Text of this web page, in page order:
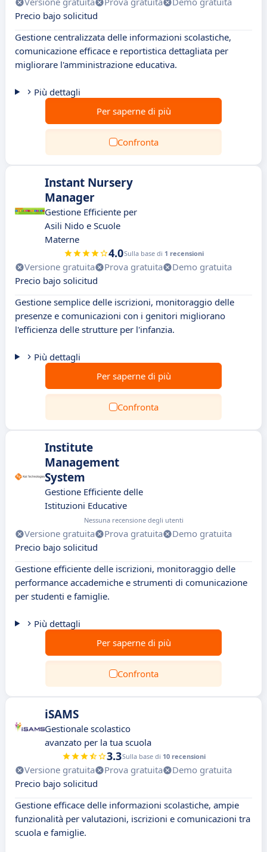
Precio bajo solicitud
Gestione centralizzata delle informazioni scolastiche,
comunicazione efficace e reportistica dettagliata per
migliorare l'amministrazione educativa.
Più dettagli
Per saperne di più
Confronta
Instant Nursery
Manager
Gestione Efficiente per
Asili Nido e Scuole
Materne
4.0Sulla base di 1 recensioni
Versione gratuita Prova gratuita
Demo gratuita
Precio bajo solicitud
Gestione semplice delle iscrizioni, monitoraggio delle
presenze e comunicazioni con i genitori migliorano
l'efficienza delle strutture per l'infanzia.
Più dettagli
Per saperne di più
Confronta
Institute
Management
System
Gestione Efficiente delle
Istituzioni Educative
Nessuna recensione degli utenti
Versione gratuita Prova gratuita
Demo gratuita
Precio bajo solicitud
Gestione efficiente delle iscrizioni, monitoraggio delle
performance accademiche e strumenti di comunicazione
per studenti e famiglie.
Più dettagli
Per saperne di più
Confronta
iSAMS
Gestionale scolastico
avanzato per la tua scuola
3.3Sulla base di 10 recensioni
Versione gratuita Prova gratuita
Demo gratuita
Precio bajo solicitud
Gestione efficace delle informazioni scolastiche, ampie
funzionalità per valutazioni, iscrizioni e comunicazioni tra
scuola e famiglie.